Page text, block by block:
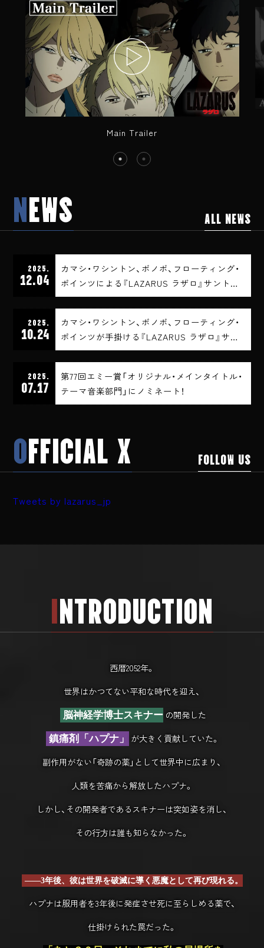
Main Trailer
NEWS
2025.
12.04
カマシ・ワシントン、ボノボ、フローティング・
ポインツによる『LAZARUS ラザロ』サントラ
全３タイトル、12月24日（水）日本のみ待望の
CD発売決定。 ブー・ラドリーズ「LAZARUS」、
日本語字幕入りMV初公開！
2025.
10.24
カマシ・ワシントン、ボノボ、フローティング・
ポインツが手掛ける『LAZARUS ラザロ』サン
トラ全３タイトル 11月26日（水）日本語帯・解説
付アナログ輸入盤国内仕様でリリース
2025.
07.17
第77回エミー賞「オリジナル・メインタイトル・
テーマ音楽部門」にノミネート！
ALL NEWS
OFFICIAL X
Tweets by lazarus_jp
FOLLOW US
INTRODUCTION
西暦2052年。
世界はかつてない平和な時代を迎え、
脳神経学博士スキナー の開発した
鎮痛剤「ハプナ」
が大きく貢献していた。
副作用がない「奇跡の薬」として世界中に広まり、
人類を苦痛から解放したハプナ。
しかし、その開発者であるスキナーは突如姿を消し、
その行方は誰も知らなかった。
――3年後、彼は世界を破滅に導く悪魔として再び現れる。
ハプナは服用者を3年後に発症させ死に至らしめる薬で、
仕掛けられた罠だった。